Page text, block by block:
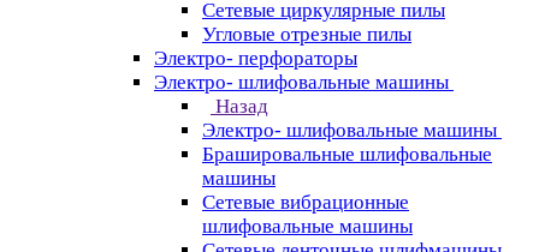
Сетевые циркулярные пилы
Угловые отрезные пилы
Электро- перфораторы
Электро- шлифовальные машины
Назад
Электро- шлифовальные машины
Брашировальные шлифовальные
машины
Сетевые вибрационные
шлифовальные машины